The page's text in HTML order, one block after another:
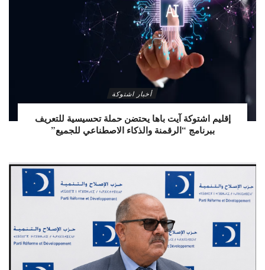
أخبار اشتوكة
إقليم اشتوكة آيت باها يحتضن حملة تحسيسية للتعريف
ببرنامج “الرقمنة والذكاء الاصطناعي للجميع”